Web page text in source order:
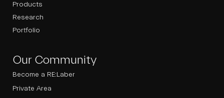
Products
Research
Portfolio
Our Community
Become a RE:Laber
Private Area